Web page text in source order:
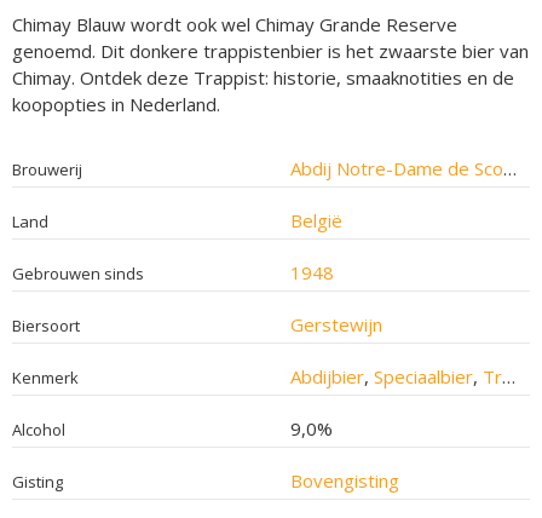
Chimay Blauw wordt ook wel Chimay Grande Reserve
genoemd. Dit donkere trappistenbier is het zwaarste bier van
Chimay. Ontdek deze Trappist: historie, smaaknotities en de
koopopties in Nederland.
Brouwerij Abdij Notre-Dame de Scourmont
Land België
Gebrouwen sinds 1948
Biersoort Gerstewijn
Kenmerk Abdijbier, Speciaalbier, Trappistenbier
Alcohol 9,0%
Gisting Bovengisting